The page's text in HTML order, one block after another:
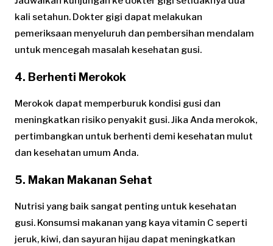
kali setahun. Dokter gigi dapat melakukan
pemeriksaan menyeluruh dan pembersihan mendalam
untuk mencegah masalah kesehatan gusi.
4. Berhenti Merokok
Merokok dapat memperburuk kondisi gusi dan
meningkatkan risiko penyakit gusi. Jika Anda merokok,
pertimbangkan untuk berhenti demi kesehatan mulut
dan kesehatan umum Anda.
5. Makan Makanan Sehat
Nutrisi yang baik sangat penting untuk kesehatan
gusi. Konsumsi makanan yang kaya vitamin C seperti
jeruk, kiwi, dan sayuran hijau dapat meningkatkan